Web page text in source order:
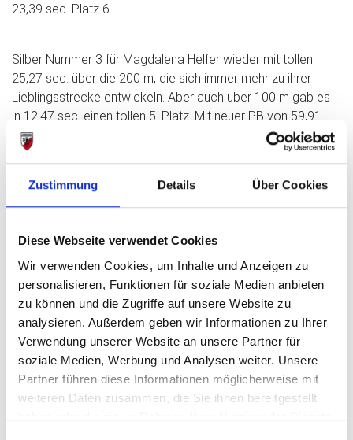
Zustimmung Details Über Cookies
Diese Webseite verwendet Cookies
Wir verwenden Cookies, um Inhalte und Anzeigen zu
personalisieren, Funktionen für soziale Medien anbieten
zu können und die Zugriffe auf unsere Website zu
analysieren. Außerdem geben wir Informationen zu Ihrer
Verwendung unserer Website an unsere Partner für
soziale Medien, Werbung und Analysen weiter. Unsere
Partner führen diese Informationen möglicherweise mit
weiteren Daten zusammen, die Sie ihnen bereitgestellt
haben oder die sie im Rahmen Ihrer Nutzung der Dienste
23,39 sec. Platz 6.
Silber Nummer 3 für Magdalena Helfer wieder mit tollen
25,27 sec. über die 200 m, die sich immer mehr zu ihrer
Lieblingsstrecke entwickeln. Aber auch über 100 m gab es
in 12,47 sec. einen tollen 5. Platz. Mit neuer PB von 59,91
sec. blieb Sara Weißhaupt erstmals in der U 18 über 400 m
unter 60 sec. Lohn war die Bronzemedaille, im gleichen
sec. 8. Sara lief zudem gute 13,46 über die 100 und 26,75
sec. über die 200 m. Medaille Nummer 6 ebenfalls in Bronze
Knapp am Stockerl vorbei als Vierte liefen Celine Ruß über
800 m der Frauen (2:17,14 min), im gleichen Rennen belegte
Manja Boldt mit neuer PB von 2:19,77 min. Platz 6, sowie
das U 20 4 x 100 m Quartett mit Magdalena Helfer, Sara
Weißhaupt, Kati Auer uns Sina Straube in ausgezeichneten
49,96 sec. Platz 5 belegten Speerwerfer Joni Scheffel mit
58,06 m und U 18 800 m Läuferin Nele Simon mit toller